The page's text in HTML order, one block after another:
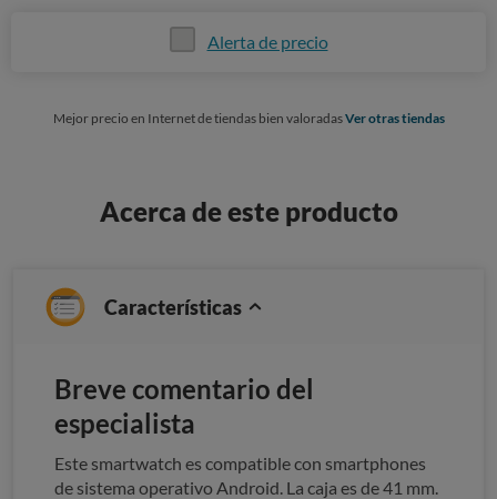
Alerta de precio
Mejor precio en Internet de tiendas bien valoradasVer otras tiendas
Acerca de este producto
Características
Breve comentario del
especialista
Este smartwatch es compatible con smartphones
de sistema operativo Android. La caja es de 41 mm.